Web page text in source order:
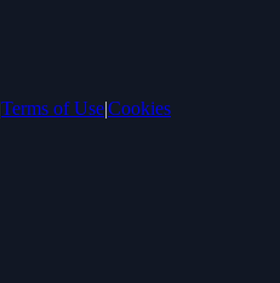
Terms of Use|Cookies